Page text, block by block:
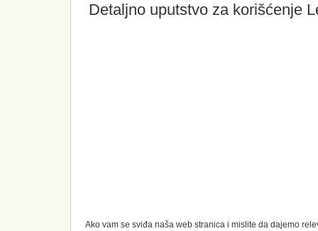
Detaljno uputstvo za korišćenje
Ako vam se sviđa naša web stranica i mislite da dajemo